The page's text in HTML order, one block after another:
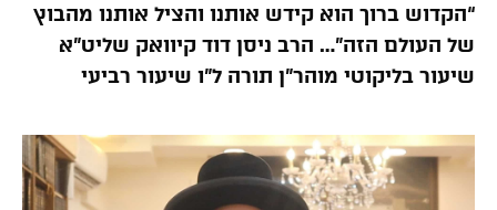
“הקדוש ברוך הוא קידש אותנו והציל אותנו מהבוץ
של העולם הזה”… הרב ניסן דוד קיוואק שליט”א
שיעור בליקוטי מוהר”ן תורה ל”ו שיעור רביעי